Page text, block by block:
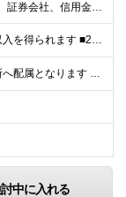
■金融業界（保険会社や銀行、証券会社、信用金庫など）の営業経験をお持ちの方 ■学歴不問 ※第二新卒の方も歓迎します ※直販の保険営業職経験者も多数活躍中。 お客さまへのご提案に集中できる仕組みにより
<平均報酬>※早期から安定収入を得られます ■2年目～：888万円 ■3年目～：960万円 ■4年目～：1028万円 ★成果連動型報酬（営業成績に応じて支給/45時間分固定残業代含む/超過分は別途支
全国47都道府県の当社事業所へ配属となります ※居住地や希望の勤務先を考慮します ※リモートワークOK／転勤なし ＜本社＞ 東京都台東区浅草橋1-1-8 FP浅草橋ビル (変更の範囲)上記を除く当
中に入れる